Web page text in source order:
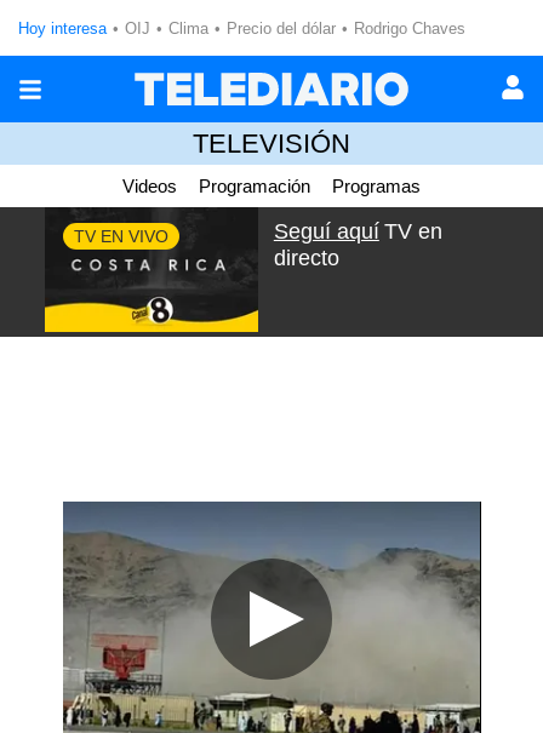
Hoy interesa OIJ Clima Precio del dólar Rodrigo Chaves
TELEVISIÓN
Videos Programación Programas
Seguí aquí TV en
directo
TV EN VIVO